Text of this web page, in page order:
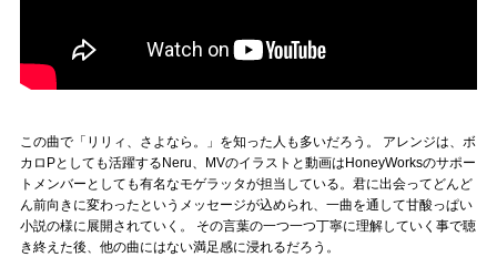
この曲で「リリィ、さよなら。」を知った人も多いだろう。 アレンジは、ボ
カロPとしても活躍するNeru、MVのイラストと動画はHoneyWorksのサポー
トメンバーとしても有名なモゲラッタが担当している。君に出会ってどんど
ん前向きに変わったというメッセージが込められ、一曲を通して甘酸っぱい
小説の様に展開されていく。 その言葉の一つ一つ丁寧に理解していく事で聴
き終えた後、他の曲にはない満足感に浸れるだろう。